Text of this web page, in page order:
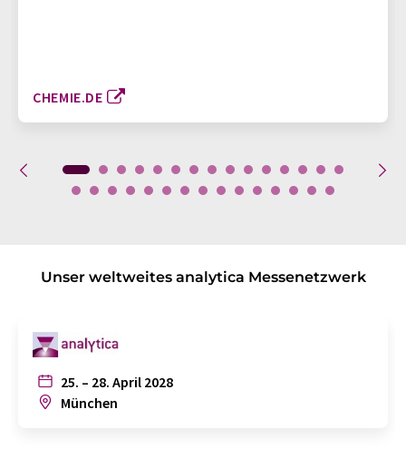
CHEMIE.DE
Unser weltweites analytica Messenetzwerk
25. – 28. April 2028
München